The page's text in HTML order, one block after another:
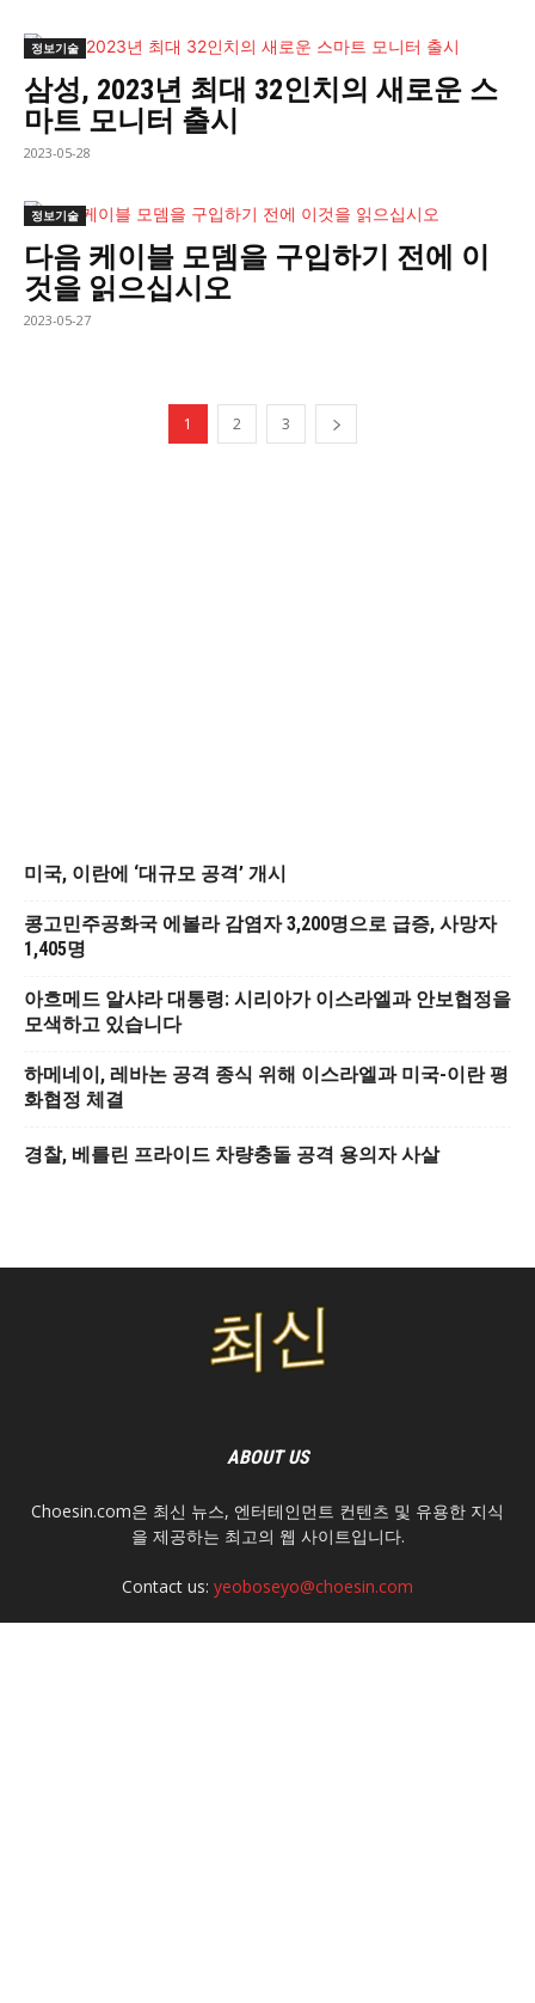
정보기술
삼성, 2023년 최대 32인치의 새로운 스
마트 모니터 출시
2023-05-28
정보기술
다음 케이블 모뎀을 구입하기 전에 이
것을 읽으십시오
2023-05-27
1 2 3
미국, 이란에 ‘대규모 공격’ 개시
콩고민주공화국 에볼라 감염자 3,200명으로 급증, 사망자
1,405명
아흐메드 알샤라 대통령: 시리아가 이스라엘과 안보협정을
모색하고 있습니다
하메네이, 레바논 공격 종식 위해 이스라엘과 미국-이란 평
화협정 체결
경찰, 베를린 프라이드 차량충돌 공격 용의자 사살
ABOUT US
Choesin.com은 최신 뉴스, 엔터테인먼트 컨텐츠 및 유용한 지식
을 제공하는 최고의 웹 사이트입니다.
Contact us: yeoboseyo@choesin.com